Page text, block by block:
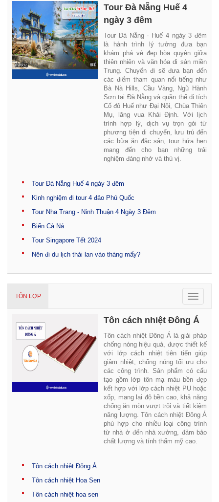
Tour Đà Nẵng Huế 4
ngày 3 đêm
Tour Đà Nẵng - Huế 4 ngày 3 đêm
là hành trình lý tưởng đưa bạn
khám phá vẻ đẹp hòa quyện giữa
thiên nhiên và văn hóa di sản miền
Trung. Chuyến đi sẽ đưa bạn đến
các điểm tham quan nổi tiếng như
Bà Nà Hills, Cầu Vàng, Ngũ Hành
Sơn tại Đà Nẵng và quần thể di tích
Cố đô Huế như Đại Nội, Chùa Thiên
Mụ, lăng vua Khải Định. Với lịch
trình hợp lý, dịch vụ trọn gói từ
phương tiện di chuyển, lưu trú đến
các bữa ăn đặc sản, tour hứa hẹn
mang đến cho bạn những trải
nghiệm đáng nhớ và thú vị.
Tour Đà Nẵng Huế 4 ngày 3 đêm
Kinh nghiệm đi tour 4 đảo Phú Quốc
Tour Nha Trang - Ninh Thuận 4 Ngày 3 Đêm
Biển Cà Ná
Tour Singapore Tết 2024
Nên đi du lịch thái lan vào tháng mấy?
Toggle
TÔN LỢP
Tôn cách nhiệt Đông Á
Tôn cách nhiệt Đông Á là giải pháp
chống nóng hiệu quả, được thiết kế
với lớp cách nhiệt tiên tiến giúp
giảm nhiệt, chống nóng tối ưu cho
các công trình. Sản phẩm có cấu
tạo gồm lớp tôn mạ màu bền đẹp
kết hợp với lớp cách nhiệt PU hoặc
xốp, mang lại độ bền cao, khả năng
chống ăn mòn vượt trội và tiết kiệm
năng lượng. Tôn cách nhiệt Đông Á
phù hợp cho nhiều loại công trình
từ nhà ở đến nhà xưởng, đảm bảo
chất lượng và tính thẩm mỹ cao.
Tôn cách nhiệt Đông Á
Tôn cách nhiệt Hoa Sen
Tôn cách nhiệt hoa sen